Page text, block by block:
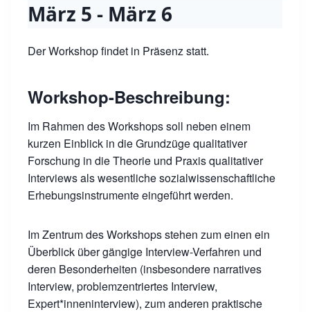
März 5 - März 6
Der Workshop findet in Präsenz statt.
Workshop-Beschreibung:
Im Rahmen des Workshops soll neben einem
kurzen Einblick in die Grundzüge qualitativer
Forschung in die Theorie und Praxis qualitativer
Interviews als wesentliche sozialwissenschaftliche
Erhebungsinstrumente eingeführt werden.
Im Zentrum des Workshops stehen zum einen ein
Überblick über gängige Interview-Verfahren und
deren Besonderheiten (insbesondere narratives
Interview, problemzentriertes Interview,
Expert*inneninterview), zum anderen praktische